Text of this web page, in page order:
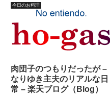
買って来た。それは、骨付きカル
ビ。１００円均一冷凍食品に入っ
ていたらしい。ラベルも何も貼っ
てない代物。７００グラムは入
っ...
今日のお料理
肉団子のつもりだったが –
なりゆき主夫のリアルな日
常 – 楽天ブログ（Blog）